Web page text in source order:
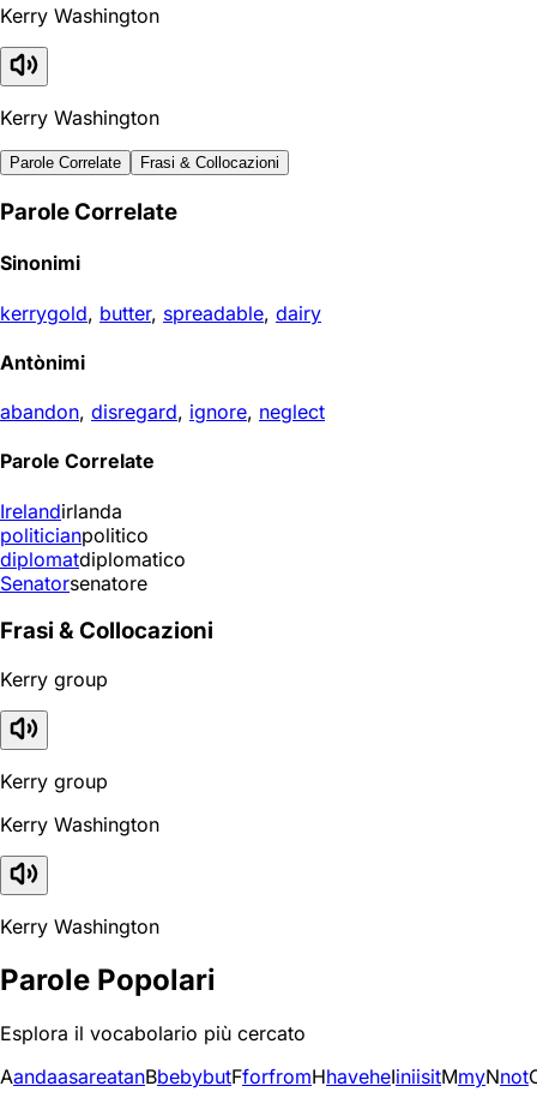
Kerry Washington
Kerry Washington
Parole Correlate Frasi & Collocazioni
Parole Correlate
Sinonimi
kerrygold, butter, spreadable, dairy
Antònimi
abandon, disregard, ignore, neglect
Parole Correlate
Irelandirlanda
politicianpolitico
diplomatdiplomatico
Senatorsenatore
Frasi & Collocazioni
Kerry group
Kerry group
Kerry Washington
Kerry Washington
Parole Popolari
Esplora il vocabolario più cercato
AandaasareatanBbebybutFforfromHhaveheIiniisitMmyNnot